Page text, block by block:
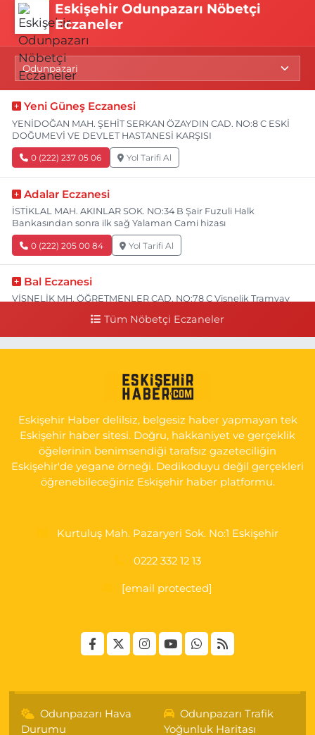
Eskişehir Odunpazarı Nöbetçi
Eczaneler
Yeni Güneş Eczanesi
YENİDOĞAN MAH. ŞEHİT SERKAN ÖZAYDIN CAD. NO:8 C ESKİ
DOĞUMEVİ VE DEVLET HASTANESİ KARŞISI
0 (222) 237 05 06 Yol Tarifi Al
Adalar Eczanesi
İSTİKLAL MAH. AKINLAR SOK. NO:34 B Şair Fuzuli Halk
Bankasından sonra ilk sağ Yalaman Cami hizası
0 (222) 205 00 84 Yol Tarifi Al
Bal Eczanesi
VİŞNELİK MH. ÖĞRETMENLER CAD. NO:78 C Vişnelik Tramvay
NUH'UN GEMİSİ Veteriner Kliniğinin yanı,ı
GÜLTEPE MAH. HALK CAD. NO:107 C
0 (222) 250 40 50 Yol Tarifi Al
Bizim Eczanesi
EMEK MAH. ERTAŞ CAD.NO:12 A Küçük Sanayi girişi Tarım Kredi
Koop. Market yanı
Tüm Nöbetçi Eczaneler
Eskişehir Haber delilsiz, belgesiz haber yapmayan tek
Eskişehir haber sitesi. Doğru, hakkaniyet ve gerçeklik
öğelerinin benimsendiği tarafsız gazeteciliğin
Eskişehir'de yegane örneği. Dedikoduyu değil gerçekleri
öğrenebileceğiniz Eskişehir haber platformu.
Kurtuluş Mah. Pazaryeri Sok. No:1 Eskişehir
0222 332 12 13
[email protected]
Odunpazarı Hava
Durumu
Odunpazarı Trafik
Yoğunluk Haritası